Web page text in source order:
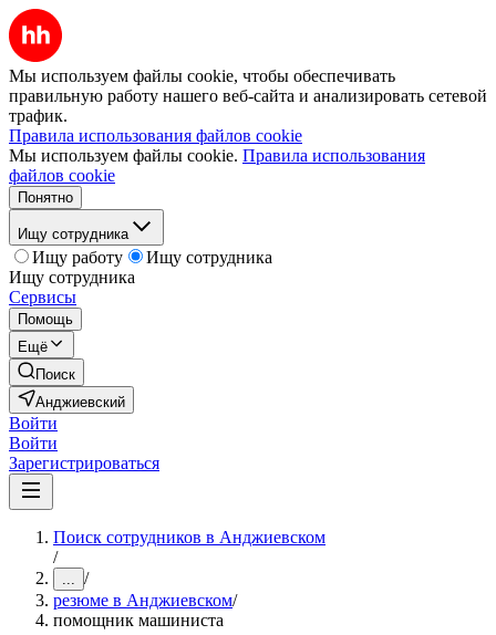
Мы используем файлы cookie, чтобы обеспечивать
правильную работу нашего веб-сайта и анализировать сетевой
трафик.
Правила использования файлов cookie
Мы используем файлы cookie. Правила использования
файлов cookie
Понятно
Ищу сотрудника
Ищу работу
Ищу сотрудника
Ищу сотрудника
Сервисы
Помощь
Ещё
Поиск
Анджиевский
Войти
Войти
Зарегистрироваться
Поиск сотрудников в Анджиевском
/
... /
резюме в Анджиевском/
помощник машиниста